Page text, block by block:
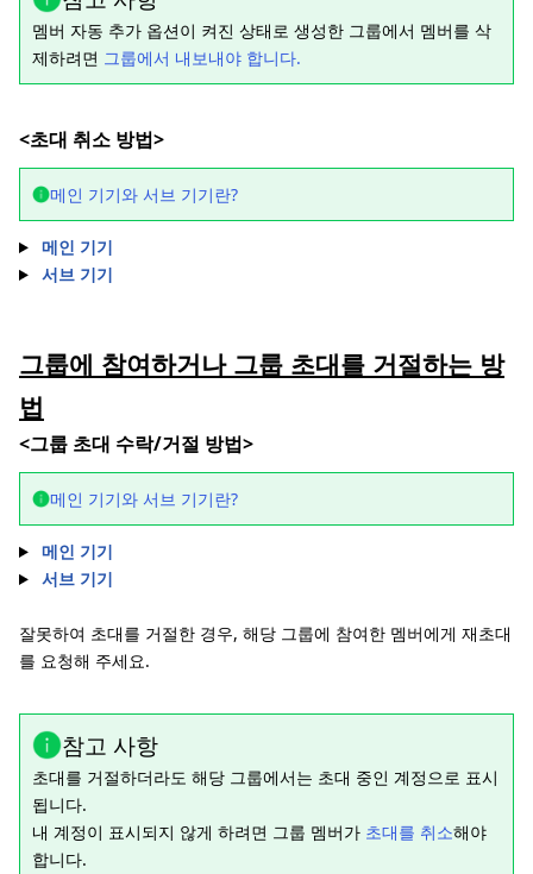
멤버 자동 추가 옵션이 켜진 상태로 생성한 그룹에서 멤버를 삭
제하려면 그룹에서 내보내야 합니다.
<초대 취소 방법>
메인 기기와 서브 기기란?
메인 기기
서브 기기
그룹에 참여하거나 그룹 초대를 거절하는 방
법
<그룹 초대 수락/거절 방법>
메인 기기와 서브 기기란?
메인 기기
서브 기기
잘못하여 초대를 거절한 경우, 해당 그룹에 참여한 멤버에게 재초대
를 요청해 주세요.
참고 사항
초대를 거절하더라도 해당 그룹에서는 초대 중인 계정으로 표시
됩니다.
내 계정이 표시되지 않게 하려면 그룹 멤버가 초대를 취소해야
합니다.